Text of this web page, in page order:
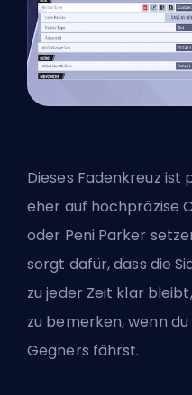
Dieses Fadenkreuz ist
eher auf hochpräzise
oder Peni Parker
sorgt dafür, dass die
zu jeder Zeit klar
zu bemerken, wenn
Gegners fährst.